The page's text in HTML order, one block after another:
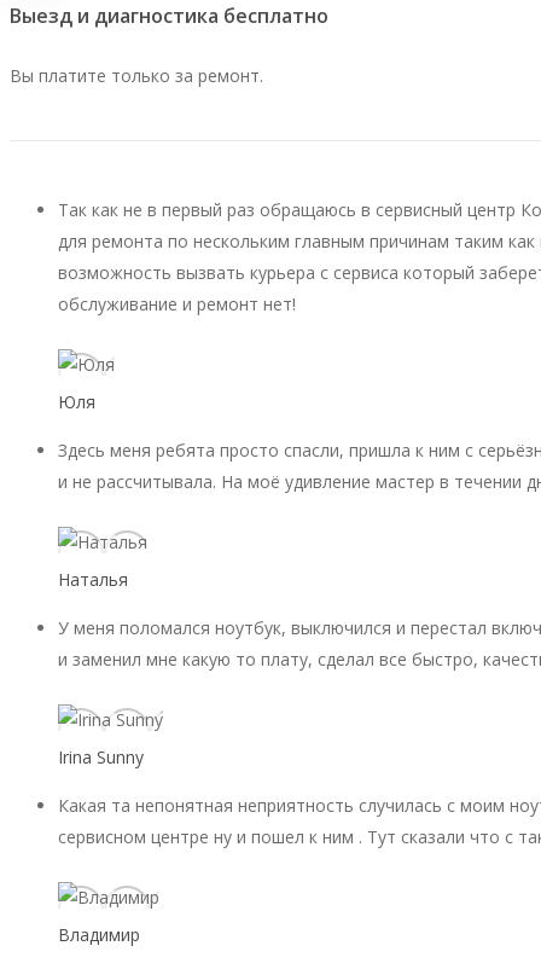
Выезд и диагностика бесплатно
Вы платите только за ремонт.
Так как не в первый раз обращаюсь в сервисный центр
для ремонта по нескольким главным причинам таким
возможность вызвать курьера с сервиса который
обслуживание и ремонт нет!
Юля
Здесь меня ребята просто спасли, пришла к ним с
и не рассчитывала. На моё удивление мастер в течении
Наталья
У меня поломался ноутбук, выключился и перестал
и заменил мне какую то плату, сделал все быстро,
Irina Sunny
Какая та непонятная неприятность случилась с моим
сервисном центре ну и пошел к ним . Тут сказали что с
Владимир